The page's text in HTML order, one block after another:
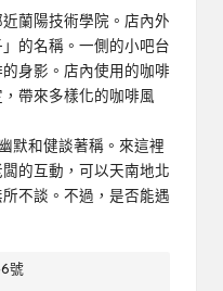
蘭陽技術學院。店內外
的名稱。一側的小吧台
身影。店內使用的咖啡
帶來多樣化的咖啡風
默和健談著稱。來這裡
的互動，可以天南地北
不談。不過，是否能遇
6號